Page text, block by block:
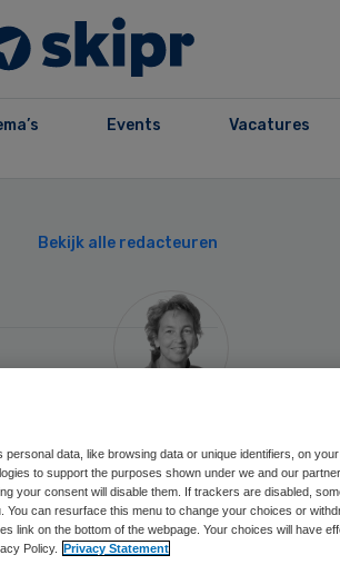
Events Vacatures
Bekijk alle redacteuren
gezocht OPINIE
data, like browsing data or unique identifiers, on your
to support the purposes shown under we and our
your consent will disable them. If trackers are disabled,
You can resurface this menu to change your choices or
link on the bottom of the webpage. Your choices will have
Policy. Privacy Statement